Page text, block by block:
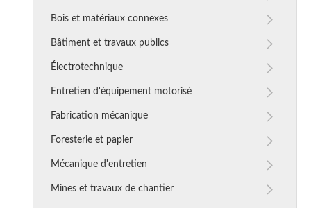
Bois et matériaux connexes
Bâtiment et travaux publics
Électrotechnique
Entretien d'équipement motorisé
Fabrication mécanique
Foresterie et papier
Mécanique d'entretien
Mines et travaux de chantier